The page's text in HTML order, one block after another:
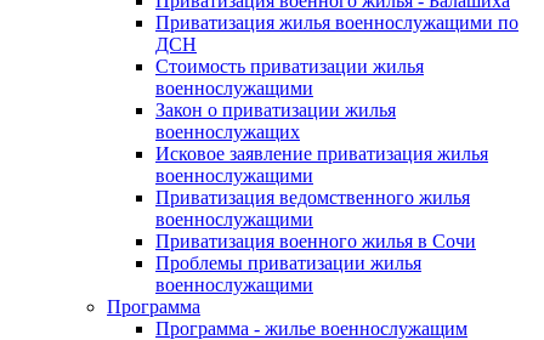
Приватизация жилья военнослужащими по
ДСН
Стоимость приватизации жилья
военнослужащими
Закон о приватизации жилья
военнослужащих
Исковое заявление приватизация жилья
военнослужащими
Приватизация ведомственного жилья
военнослужащими
Приватизация военного жилья в Сочи
Проблемы приватизации жилья
военнослужащими
Программа
Программа - жилье военнослужащим